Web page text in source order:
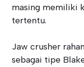
masing memiliki
tertentu.
Jaw crusher
sebagai tipe